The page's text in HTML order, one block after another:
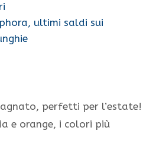
ultimi saldi sui
perfetti per l’estate!
e orange, i colori più